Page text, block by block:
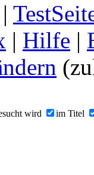
|
| Hilfe |
wird im Titel